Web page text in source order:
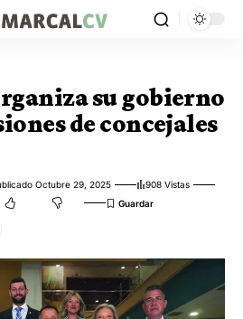
su gobierno
de concejales
Octubre 29, 2025
908 Vistas